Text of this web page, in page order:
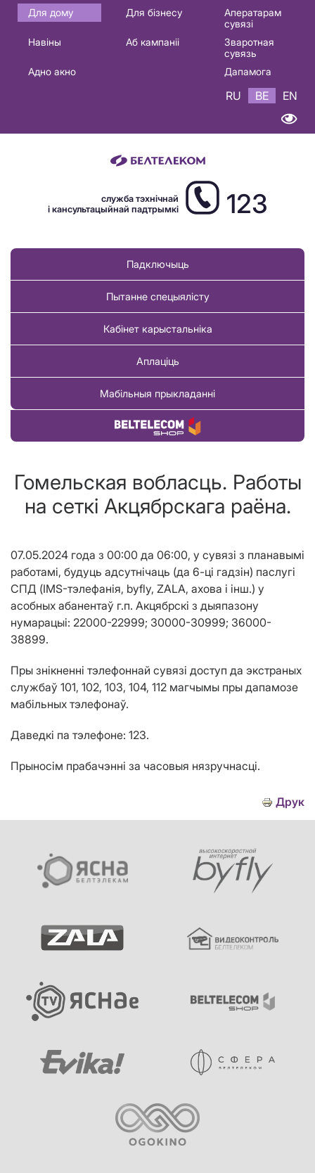
Основная
навигация
Для дому Для бізнесу
Аператарам
сувязі
Навіны
Аб кампаніі
Зваротная
сувязь
Адно акно
Дапамога
RU BE EN
служба тэхнічнай
і кансультацыйнай падтрымкі
123
Падключыць
Пытанне спецыялісту
Кабінет карыстальніка
Аплаціць
Мабільныя прыкладанні
Купіць тавар
Гомельская вобласць. Работы
на сеткі Акцябрскага раёна.
07.05.2024 года з 00:00 да 06:00, у сувязі з планавымі
работамі, будуць адсутнічаць (да 6-цi гадзін) паслугі
СПД (IMS-тэлефанія, byfly, ZALA, ахова і інш.) у
асобных абанентаў г.п. Акцябрскi з дыяпазону
нумарацыi: 22000-22999; 30000-30999; 36000-
38899.
Пры знікненні тэлефоннай сувязі доступ да экстраных
службаў 101, 102, 103, 104, 112 магчымы пры дапамозе
мабільных тэлефонаў.
Даведкі па тэлефоне: 123.
Прыносім прабачэнні за часовыя нязручнасці.
Друк